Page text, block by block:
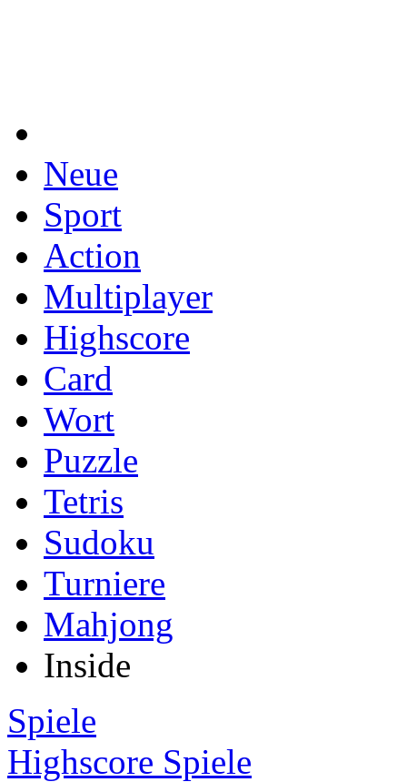
Neue
Sport
Action
Multiplayer
Highscore
Card
Wort
Puzzle
Tetris
Sudoku
Turniere
Mahjong
Inside
Spiele
Highscore Spiele